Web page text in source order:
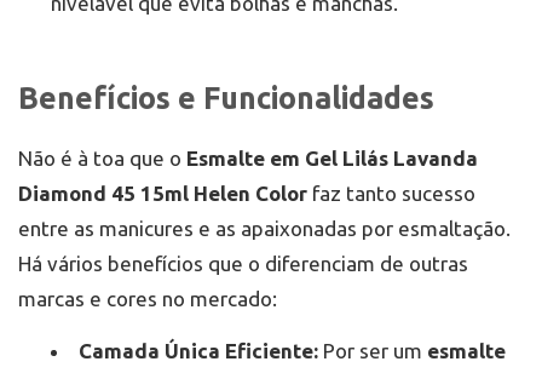
Benefícios e Funcionalidades
Não é à toa que o Esmalte em Gel Lilás Lavanda
Diamond 45 15ml Helen Color faz tanto sucesso
entre as manicures e as apaixonadas por esmaltação.
Há vários benefícios que o diferenciam de outras
marcas e cores no mercado:
Camada Única Eficiente: Por ser um esmalte